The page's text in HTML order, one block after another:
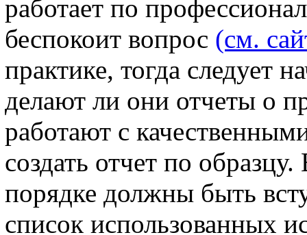
работает по
беспокоит вопрос (см.
практике, тогда следует
делают ли они отчеты о
работают с
создать отчет по
порядке должны быть
список использованных